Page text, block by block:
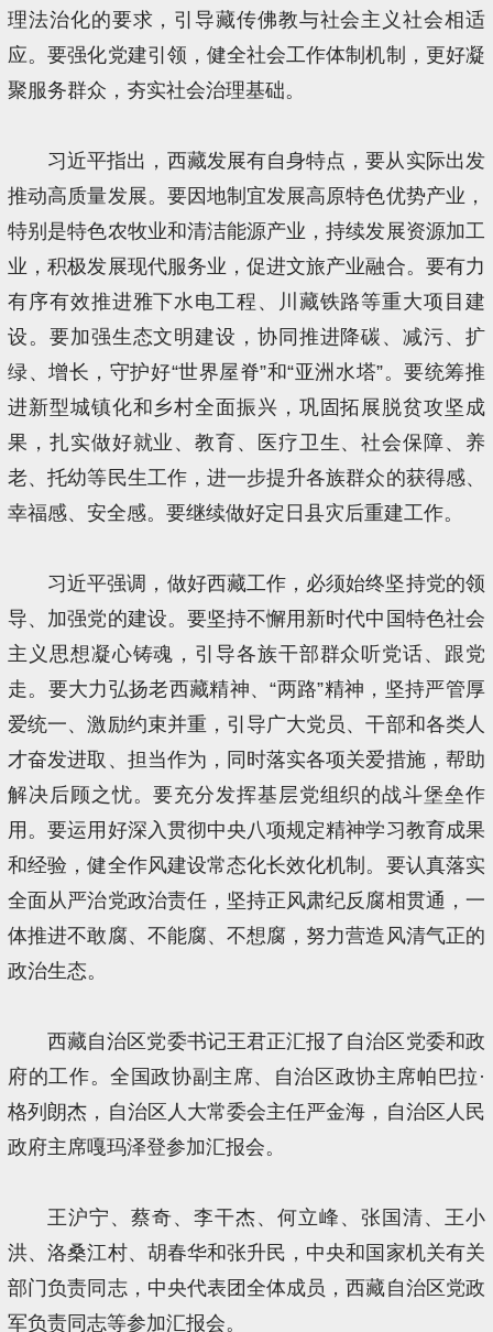
理法治化的要求，引导藏传佛教与社会主义社会相适
应。要强化党建引领，健全社会工作体制机制，更好凝
聚服务群众，夯实社会治理基础。
习近平指出，西藏发展有自身特点，要从实际出发
推动高质量发展。要因地制宜发展高原特色优势产业，
特别是特色农牧业和清洁能源产业，持续发展资源加工
业，积极发展现代服务业，促进文旅产业融合。要有力
有序有效推进雅下水电工程、川藏铁路等重大项目建
设。要加强生态文明建设，协同推进降碳、减污、扩
绿、增长，守护好“世界屋脊”和“亚洲水塔”。要统筹推
进新型城镇化和乡村全面振兴，巩固拓展脱贫攻坚成
果，扎实做好就业、教育、医疗卫生、社会保障、养
老、托幼等民生工作，进一步提升各族群众的获得感、
幸福感、安全感。要继续做好定日县灾后重建工作。
习近平强调，做好西藏工作，必须始终坚持党的领
导、加强党的建设。要坚持不懈用新时代中国特色社会
主义思想凝心铸魂，引导各族干部群众听党话、跟党
走。要大力弘扬老西藏精神、“两路”精神，坚持严管厚
爱统一、激励约束并重，引导广大党员、干部和各类人
才奋发进取、担当作为，同时落实各项关爱措施，帮助
解决后顾之忧。要充分发挥基层党组织的战斗堡垒作
用。要运用好深入贯彻中央八项规定精神学习教育成果
和经验，健全作风建设常态化长效化机制。要认真落实
全面从严治党政治责任，坚持正风肃纪反腐相贯通，一
体推进不敢腐、不能腐、不想腐，努力营造风清气正的
政治生态。
西藏自治区党委书记王君正汇报了自治区党委和政
府的工作。全国政协副主席、自治区政协主席帕巴拉·
格列朗杰，自治区人大常委会主任严金海，自治区人民
政府主席嘎玛泽登参加汇报会。
王沪宁、蔡奇、李干杰、何立峰、张国清、王小
洪、洛桑江村、胡春华和张升民，中央和国家机关有关
部门负责同志，中央代表团全体成员，西藏自治区党政
军负责同志等参加汇报会。